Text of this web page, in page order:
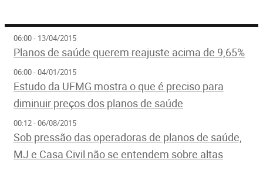
06:00 - 13/04/2015
Planos de saúde querem reajuste acima de 9,65%
06:00 - 04/01/2015
Estudo da UFMG mostra o que é preciso para
diminuir preços dos planos de saúde
00:12 - 06/08/2015
Sob pressão das operadoras de planos de saúde,
MJ e Casa Civil não se entendem sobre altas